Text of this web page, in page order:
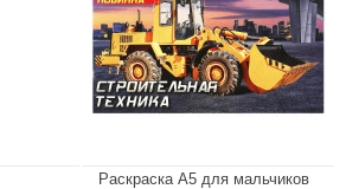
Раскраска А5 для мальчиков